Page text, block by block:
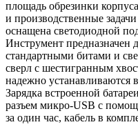
площадь обрезинки
и производственные
оснащена светодиодной
Инструмент предназначен
стандартными битами и
сверл с шестигранным
надежно устанавливаются
Зарядка встроенной
разъем микро-USB с
за один час, кабель в